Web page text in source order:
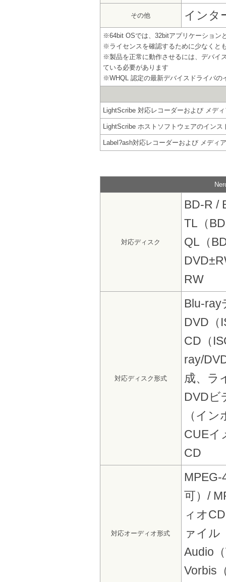
その他 インタ
※64bit OSでは、32bitアプリケーション
※ライセンスを確認するために少なくと
※製品を正常に動作させるには、デバイ
ている必要があります
※WHQL 認定の最新デバイスドライバの
LightScribe 対応レコーダーおよび メディ
LightScribe ホストソフトウェアのインス
Label?ash対応レコーダーおよび メディア
対応ディスク
BD-R /
TL（
QL（
RW
対応ディスク形式
Blu-
DVD（
CD（
ray/
成、
DVD
（イ
CUEイ
CD
対応オーディオ形式
可）/
ィオ
ァイル
Audio
Vorbis